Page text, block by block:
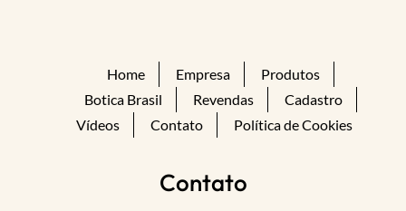
Home Empresa
Produtos
Botica Brasil
Revendas
Cadastro
Vídeos
Contato Política de Cookies
Contato